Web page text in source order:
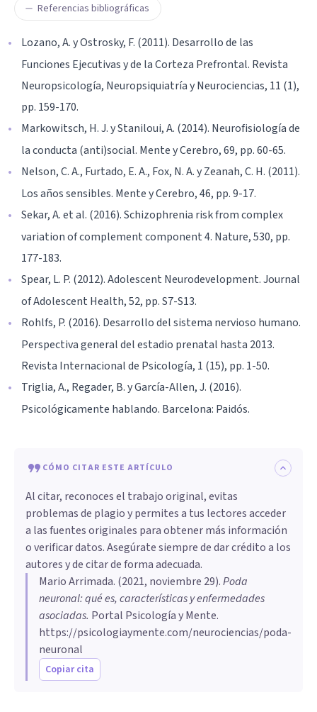
Referencias bibliográficas
Lozano, A. y Ostrosky, F. (2011). Desarrollo de las
Funciones Ejecutivas y de la Corteza Prefrontal. Revista
Neuropsicología, Neuropsiquiatría y Neurociencias, 11 (1),
pp. 159-170.
Markowitsch, H. J. y Staniloui, A. (2014). Neurofisiología de
la conducta (anti)social. Mente y Cerebro, 69, pp. 60-65.
Nelson, C. A., Furtado, E. A., Fox, N. A. y Zeanah, C. H. (2011).
Los años sensibles. Mente y Cerebro, 46, pp. 9-17.
Sekar, A. et al. (2016). Schizophrenia risk from complex
variation of complement component 4. Nature, 530, pp.
177-183.
Spear, L. P. (2012). Adolescent Neurodevelopment. Journal
of Adolescent Health, 52, pp. S7-S13.
Rohlfs, P. (2016). Desarrollo del sistema nervioso humano.
Perspectiva general del estadio prenatal hasta 2013.
Revista Internacional de Psicología, 1 (15), pp. 1-50.
Triglia, A., Regader, B. y García-Allen, J. (2016).
Psicológicamente hablando. Barcelona: Paidós.
CÓMO CITAR ESTE ARTÍCULO
Al citar, reconoces el trabajo original, evitas
problemas de plagio y permites a tus lectores acceder
a las fuentes originales para obtener más información
o verificar datos. Asegúrate siempre de dar crédito a los
autores y de citar de forma adecuada.
Mario Arrimada. (2021, noviembre 29).Poda
neuronal: qué es, características y enfermedades
asociadas. Portal Psicología y Mente.
https://psicologiaymente.com/neurociencias/poda-
neuronal
Copiar cita